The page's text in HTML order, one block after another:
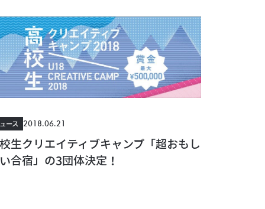
ース 2018.06.21
生クリエイティブキャンプ「超おもし
合宿」の3団体決定！